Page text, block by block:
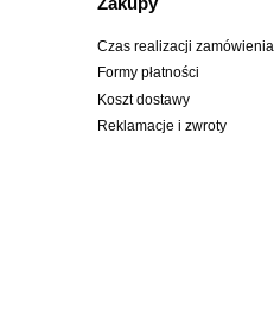
Czas realizacji zamówienia
Formy płatności
Koszt dostawy
Reklamacje i zwroty